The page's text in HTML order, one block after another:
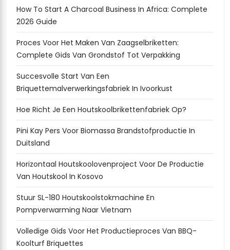
How To Start A Charcoal Business In Africa: Complete
2026 Guide
Proces Voor Het Maken Van Zaagselbriketten:
Complete Gids Van Grondstof Tot Verpakking
Succesvolle Start Van Een
Briquettemalverwerkingsfabriek In Ivoorkust
Hoe Richt Je Een Houtskoolbrikettenfabriek Op?
Pini Kay Pers Voor Biomassa Brandstofproductie In
Duitsland
Horizontaal Houtskoolovenproject Voor De Productie
Van Houtskool In Kosovo
Stuur SL-180 Houtskoolstokmachine En
Pompverwarming Naar Vietnam
Volledige Gids Voor Het Productieproces Van BBQ-
Koolturf Briquettes